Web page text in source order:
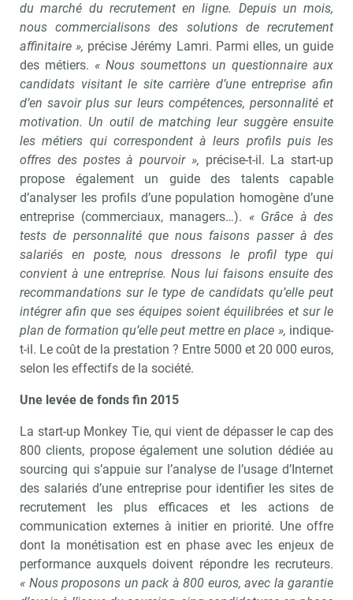
du marché du recrutement en ligne. Depuis un mois,
nous commercialisons des solutions de recrutement
affinitaire », précise Jérémy Lamri. Parmi elles, un guide
des métiers. « Nous soumettons un questionnaire aux
candidats visitant le site carrière d’une entreprise afin
d’en savoir plus sur leurs compétences, personnalité et
motivation. Un outil de matching leur suggère ensuite
les métiers qui correspondent à leurs profils puis les
offres des postes à pourvoir », précise-t-il. La start-up
propose également un guide des talents capable
d’analyser les profils d’une population homogène d’une
entreprise (commerciaux, managers…). « Grâce à des
tests de personnalité que nous faisons passer à des
salariés en poste, nous dressons le profil type qui
convient à une entreprise. Nous lui faisons ensuite des
recommandations sur le type de candidats qu’elle peut
intégrer afin que ses équipes soient équilibrées et sur le
plan de formation qu’elle peut mettre en place », indique-
t-il. Le coût de la prestation ? Entre 5000 et 20 000 euros,
selon les effectifs de la société.
Une levée de fonds fin 2015
La start-up Monkey Tie, qui vient de dépasser le cap des
800 clients, propose également une solution dédiée au
sourcing qui s’appuie sur l’analyse de l’usage d’Internet
des salariés d’une entreprise pour identifier les sites de
recrutement les plus efficaces et les actions de
communication externes à initier en priorité. Une offre
dont la monétisation est en phase avec les enjeux de
performance auxquels doivent répondre les recruteurs.
« Nous proposons un pack à 800 euros, avec la garantie